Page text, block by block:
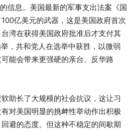
信息。美国最新的军事支出法案《国
亿美元的武器，这是美国政府首次
湾在获得美国政府批准后才支付其
，共和党人在选举中获胜，以微弱
能会带来更强硬的亲台、反华路
助长了大规模的社会抗议，这让习
对美国明显的挑衅性举动作出积极
避的态度。但这种不稳定的间歇期